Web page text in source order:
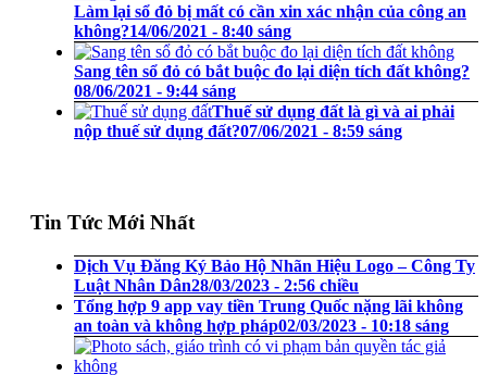
Làm lại sổ đỏ bị mất có cần xin xác nhận của công an
không?14/06/2021 - 8:40 sáng
Sang tên sổ đỏ có bắt buộc đo lại diện tích đất không?
08/06/2021 - 9:44 sáng
Thuế sử dụng đất là gì và ai phải
nộp thuế sử dụng đất?07/06/2021 - 8:59 sáng
Tin Tức Mới Nhất
Dịch Vụ Đăng Ký Bảo Hộ Nhãn Hiệu Logo – Công Ty
Luật Nhân Dân28/03/2023 - 2:56 chiều
Tổng hợp 9 app vay tiền Trung Quốc nặng lãi không
an toàn và không hợp pháp02/03/2023 - 10:18 sáng